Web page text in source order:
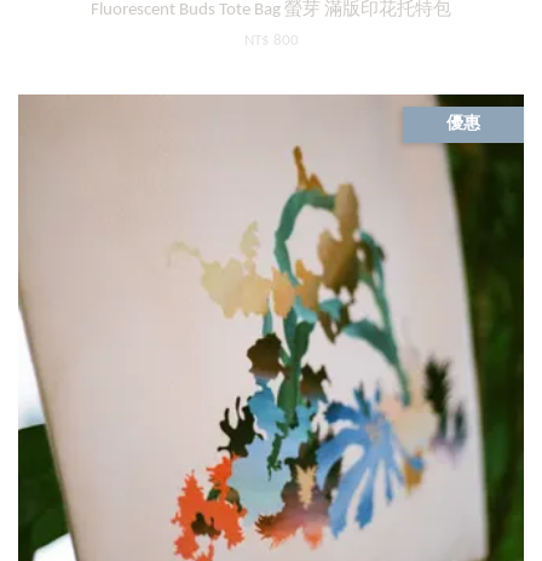
Fluorescent Buds Tote Bag 螢芽 滿版印花托特包
NT$ 800
優惠